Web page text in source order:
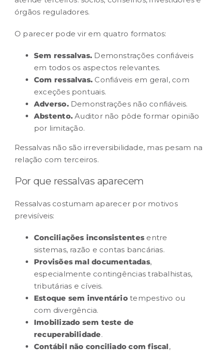
órgãos reguladores.
O parecer pode vir em quatro formatos:
Sem ressalvas. Demonstrações confiáveis
em todos os aspectos relevantes.
Com ressalvas. Confiáveis em geral, com
exceções pontuais.
Adverso.Demonstrações não confiáveis.
Abstento. Auditor não pôde formar opinião
por limitação.
Ressalvas não são irreversibilidade, mas pesam na
relação com terceiros.
Por que ressalvas aparecem
Ressalvas costumam aparecer por motivos
previsíveis:
Conciliações inconsistentes entre
sistemas, razão e contas bancárias.
Provisões mal documentadas,
especialmente contingências trabalhistas,
tributárias e cíveis.
Estoque sem inventáriotempestivo ou
com divergência.
Imobilizado sem teste de
recuperabilidade.
Contábil não conciliado com fiscal,